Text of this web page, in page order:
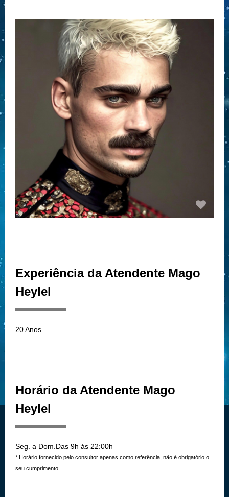
Experiência da Atendente Mago
Heylel
20 Anos
Horário da Atendente Mago
Heylel
Seg. a Dom.Das 9h ás 22:00h
* Horário fornecido pelo consultor apenas como referência, não é obrigatório o
seu cumprimento